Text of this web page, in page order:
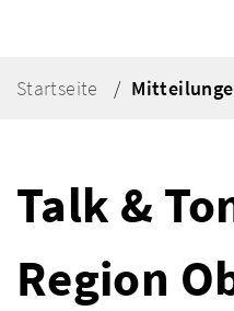
Startseite
Talk &
Region